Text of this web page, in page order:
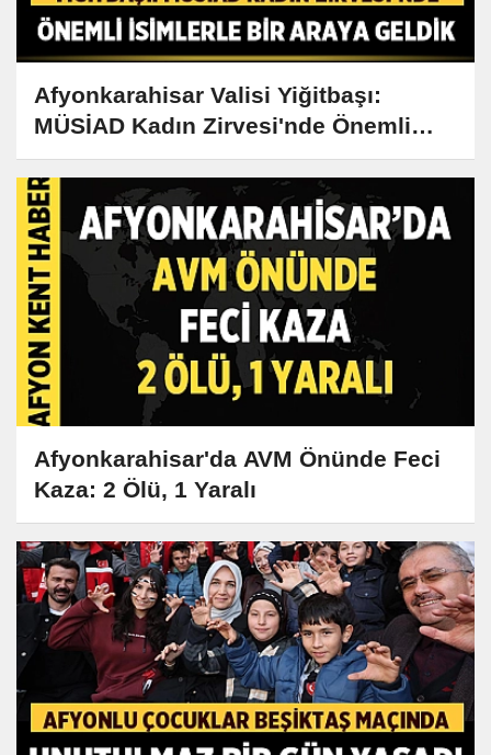
Afyonkarahisar Valisi Yiğitbaşı:
MÜSİAD Kadın Zirvesi'nde Önemli
İsimlerle Bir Araya Geldik
Afyonkarahisar'da AVM Önünde Feci
Kaza: 2 Ölü, 1 Yaralı